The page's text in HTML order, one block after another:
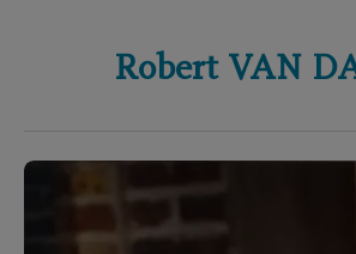
Robert VAN